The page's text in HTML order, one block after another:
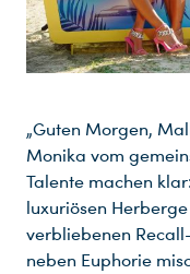
„Guten Morgen,
Monika vom
Talente machen
luxuriösen
verbliebenen
neben Euphorie